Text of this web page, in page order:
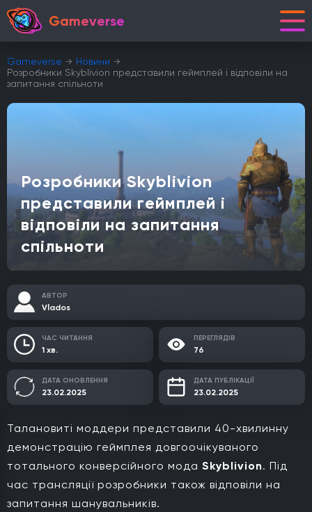
Gameverse
Gameverse
Новини
Розробники Skyblivion представили геймплей і відповіли на
запитання спільноти
Розробники Skyblivion
представили геймплей і
відповіли на запитання
спільноти
АВТОР
Vlados
ЧАС ЧИТАННЯ
1 хв.
ПЕРЕГЛЯДІВ
76
ДАТА ОНОВЛЕННЯ
23.02.2025
ДАТА ПУБЛІКАЦІЇ
23.02.2025
Талановиті моддери представили 40-хвилинну
демонстрацію геймплея довгоочікуваного
тотального конверсійного мода Skyblivion. Під
час трансляції розробники також відповіли на
запитання шанувальників.